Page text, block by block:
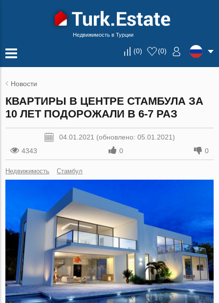
Недвижимость в Турции
(0) (0)
Новости
КВАРТИРЫ В ЦЕНТРЕ СТАМБУЛА ЗА
10 ЛЕТ ПОДОРОЖАЛИ В 6-7 РАЗ
04.01.2021 (обновлено: 05.01.2021)
4343
0 0
Недвижимость Стамбул